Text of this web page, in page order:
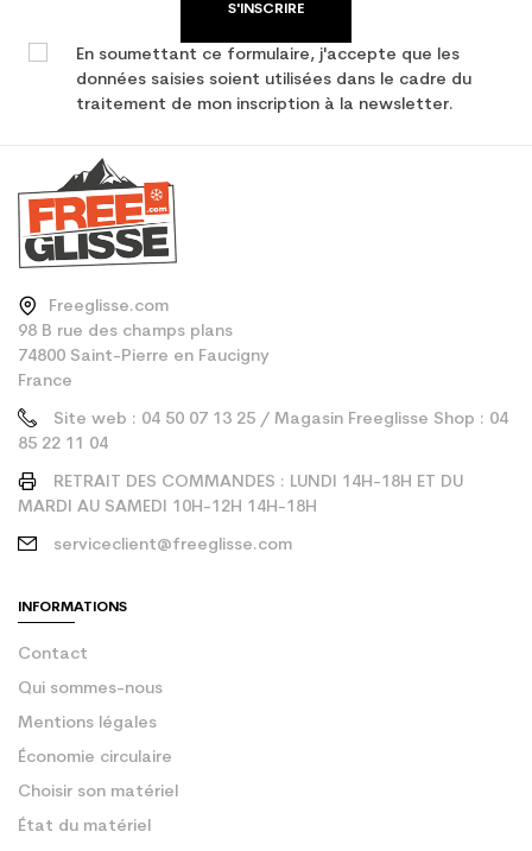
S'INSCRIRE
En soumettant ce formulaire, j'accepte que les
données saisies soient utilisées dans le cadre du
traitement de mon inscription à la newsletter.
Freeglisse.com
98 B rue des champs plans
74800 Saint-Pierre en Faucigny
France
Site web : 04 50 07 13 25 / Magasin Freeglisse Shop : 04
85 22 11 04
RETRAIT DES COMMANDES : LUNDI 14H-18H ET DU
MARDI AU SAMEDI 10H-12H 14H-18H
serviceclient@freeglisse.com
INFORMATIONS
Contact
Qui sommes-nous
Mentions légales
Économie circulaire
Choisir son matériel
État du matériel